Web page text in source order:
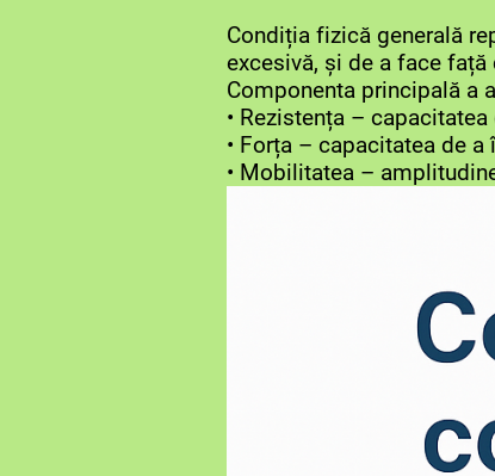
Condiția fizică generală
excesivă, și de a face
Componenta principală a
• Rezistența –
• Forța – capacitatea de
• Mobilitatea –